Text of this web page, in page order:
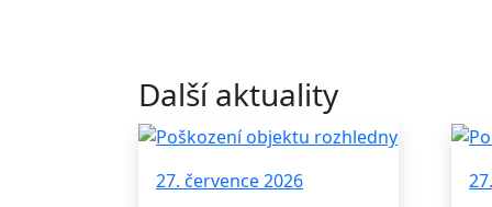
Další aktuality
27. července 2026